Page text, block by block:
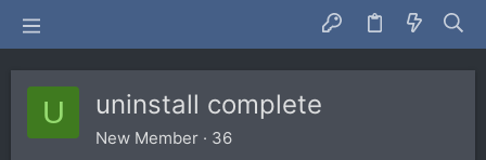
U uninstall complete
New Member · 36